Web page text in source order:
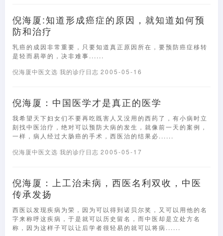
倪海厦:知道形成癌症的原因，就知道如何预
防和治疗
乳癌的成因非常重要，只要知道真正原因所在，要预防癌症移转
是轻而易举的，决非难事......
倪海厦中医文选 我的诊疗日志 2005-05-16
倪海厦：中国医学才是真正的医学
我希望天下妇女们不要再吃既害人又没用的西药了，有小病时立
刻找中医治疗，绝对可以预防大病的发生，就像前一天的案例，
一样，病人经过大肠癌的手术，西医治的结果必......
倪海厦中医文选 我的诊疗日志 2005-05-17
倪海厦：上工治未病，西医名利双收，中医
传承发扬
西医以发现疾病为荣，因为可以得到诺贝尔奖，又可以用他的名
字来称呼这疾病，于是就可以历史留名，而中医却是立处方名
称，因为这样子可以让后学者很轻易的就可以将病......